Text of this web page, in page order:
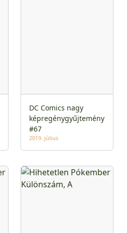
DC Comics nagy
képregénygyűjtemény
#67
2019. július